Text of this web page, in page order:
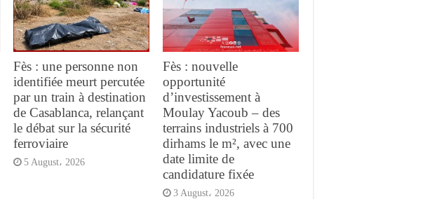
Fès : une personne non
identifiée meurt percutée
par un train à destination
de Casablanca, relançant
le débat sur la sécurité
ferroviaire
5 August، 2026
Fès : nouvelle
opportunité
d’investissement à
Moulay Yacoub – des
terrains industriels à 700
dirhams le m², avec une
date limite de
candidature fixée
3 August، 2026